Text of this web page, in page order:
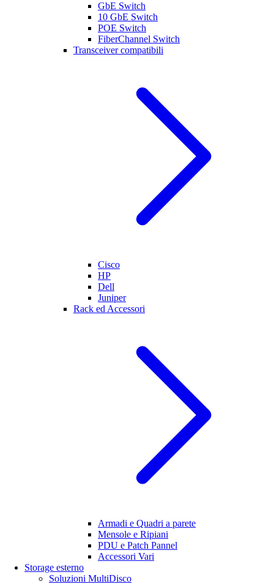
GbE Switch
10 GbE Switch
POE Switch
FiberChannel Switch
Transceiver compatibili
Cisco
HP
Dell
Juniper
Rack ed Accessori
Armadi e Quadri a parete
Mensole e Ripiani
PDU e Patch Pannel
Accessori Vari
Storage esterno
Soluzioni MultiDisco